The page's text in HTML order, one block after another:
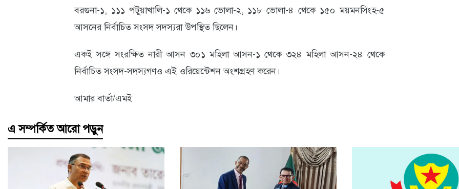
বরগুনা-১, ১১১ পটুয়াখালি-১ থেকে ১১৬ ভোলা-২, ১১৮ ভোলা-৪ থেকে ১৫০ ময়মনসিংহ-৫
আসনের নির্বাচিত সংসদ সদস্যরা উপস্থিত ছিলেন।
একই সঙ্গে সংরক্ষিত নারী আসন ৩০১ মহিলা আসন-১ থেকে ৩২৪ মহিলা আসন-২৪ থেকে
নির্বাচিত সংসদ-সদস্যগণও এই ওরিয়েন্টেশন অংশগ্রহণ করেন।
আমার বার্তা/এমই
এ সম্পর্কিত আরো পড়ুন